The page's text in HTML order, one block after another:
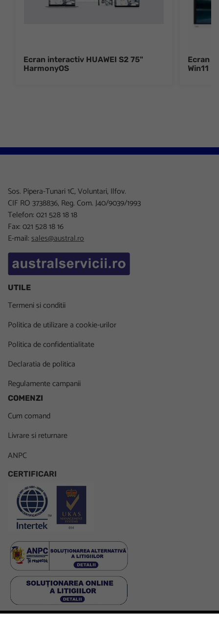
Ecran interactiv HUAWEI S2 75"
HarmonyOS
Ecran
Win11
Sos. Pipera-Tunari 1C, Voluntari, Ilfov.
CIF RO 3738836, Reg. Com. J40/9039/1993
Telefon: 021 528 18 18
Fax: 021 528 18 16
E-mail:sales@austral.ro
UTILE
Termeni si conditii
Politica de utilizare a cookie-urilor
Politica de confidentialitate
Declaratia de politica
Regulamente campanii
COMENZI
Cum comand
Livrare si returnare
ANPC
CERTIFICARI